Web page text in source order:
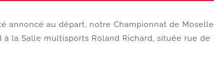
annoncé au départ, notre Championnat de Moselle
la Salle multisports Roland Richard, située rue de